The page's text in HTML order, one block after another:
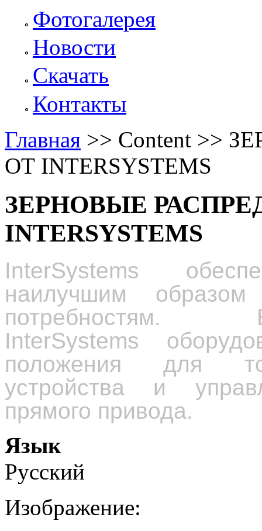
Фотогалерея
Новости
Скачать
Контакты
Главная >> Content >>
ОТ INTERSYSTEMS
ЗЕРНОВЫЕ
INTERSYSTEMS
InterSystems
наилучшим
потребностям.
InterSystems
положения для
устройства и
прямого привода.
Язык
Русский
Изображение: